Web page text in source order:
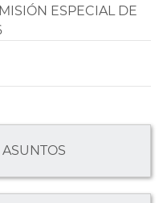
ESPECIAL DE